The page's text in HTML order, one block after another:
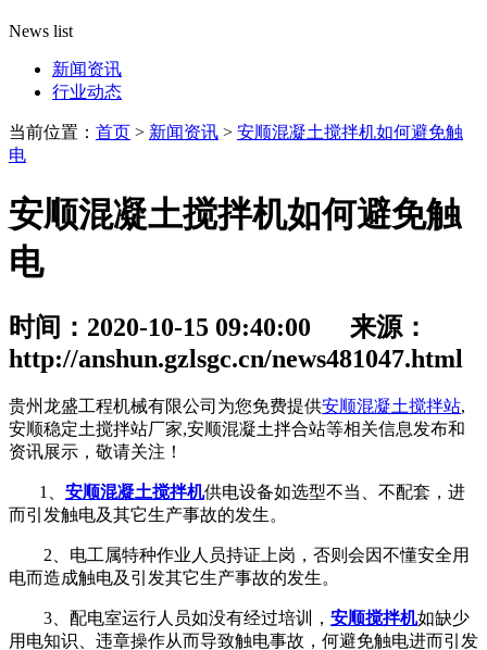
News list
新闻资讯
行业动态
当前位置： 首页 > 新闻资讯 > 安顺混凝土搅拌机如何避免触
电
安顺混凝土搅拌机如何避免触
电
时间：2020-10-15 09:40:00 来源：
http://anshun.gzlsgc.cn/news481047.html
贵州龙盛工程机械有限公司为您免费提供安顺混凝土搅拌站,
安顺稳定土搅拌站厂家,安顺混凝土拌合站等相关信息发布和
资讯展示，敬请关注！
1、 安顺混凝土搅拌机供电设备如选型不当、不配套，进
而引发触电及其它生产事故的发生。
2、电工属特种作业人员持证上岗，否则会因不懂安全用
电而造成触电及引发其它生产事故的发生。
3、配电室运行人员如没有经过培训， 安顺搅拌机如缺少
用电知识、违章操作从而导致触电事故，何避免触电进而引发